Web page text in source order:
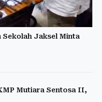
Sekolah Jaksel Minta
Mutiara Sentosa II,